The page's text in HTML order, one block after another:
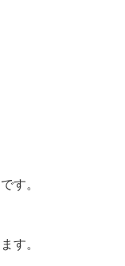
す。
す。